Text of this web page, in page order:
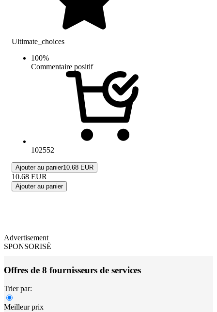
Ultimate_choices
100%
Commentaire positif
102552
Ajouter au panier10.68 EUR
10.68 EUR
Ajouter au panier
Advertisement
SPONSORISÉ
Offres de 8 fournisseurs de services
Trier par:
Meilleur prix